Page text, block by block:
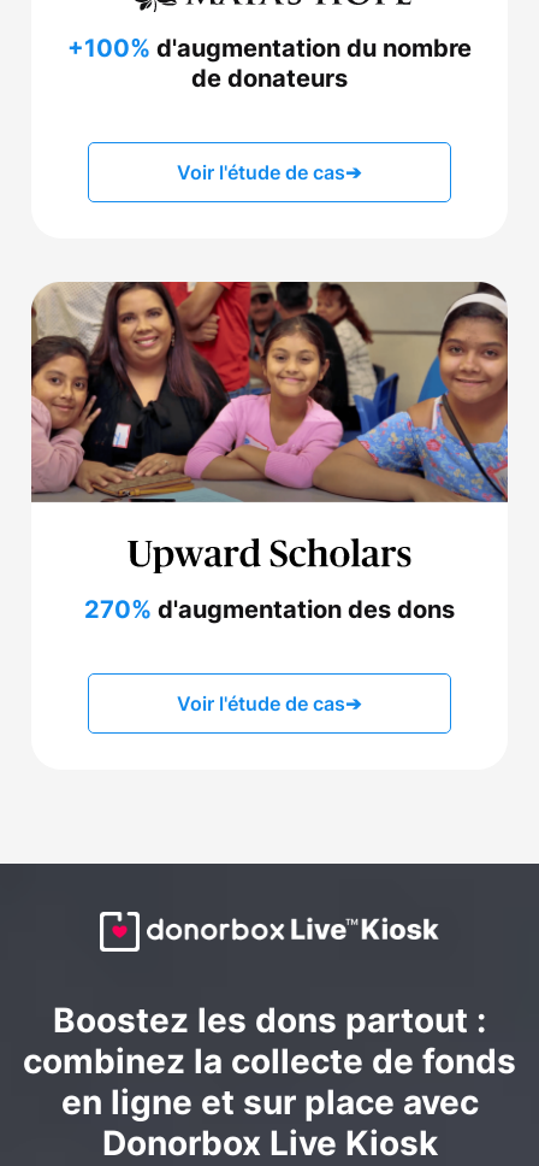
+100% d'augmentation du nombre
de donateurs
Voir l'étude de cas➔
270% d'augmentation des dons
Voir l'étude de cas➔
Boostez les dons partout :
combinez la collecte de fonds
en ligne et sur place avec
Donorbox Live Kiosk